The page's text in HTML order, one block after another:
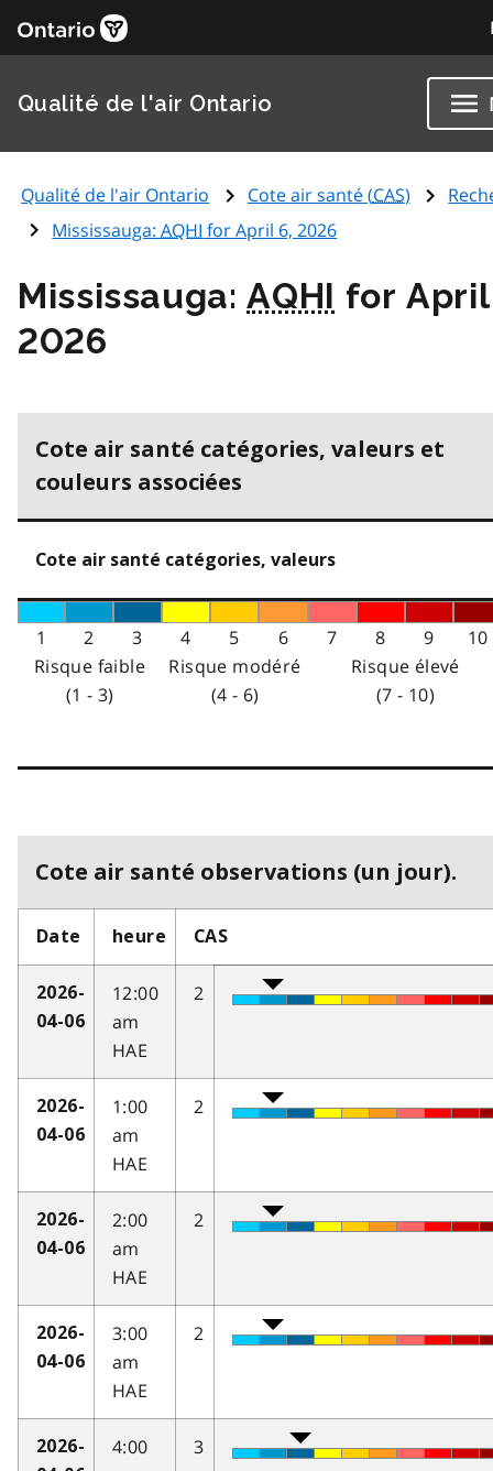
Qualité de l'air Ontario
Qualité de l'air Ontario Cote air santé (CAS)
Mississauga:AQHI for April 6, 2026
Mississauga:AQHI for
2026
Cote air santé catégories, valeurs et
couleurs associées
Cote air santé catégories, valeurs
1 2 3 4 5 6 7 8 9
10
Risque faible
(1 - 3)
Risque modéré
(4 - 6)
Risque élevé
(7 - 10)
Cote air santé observations (un jour).
Date heure CAS
2026-
04-06
12:00
am
HAE
2
2026-
04-06
1:00
am
HAE
2
2026-
04-06
2:00
am
HAE
2
2026-
04-06
3:00
am
HAE
2
2026-
4:00
3